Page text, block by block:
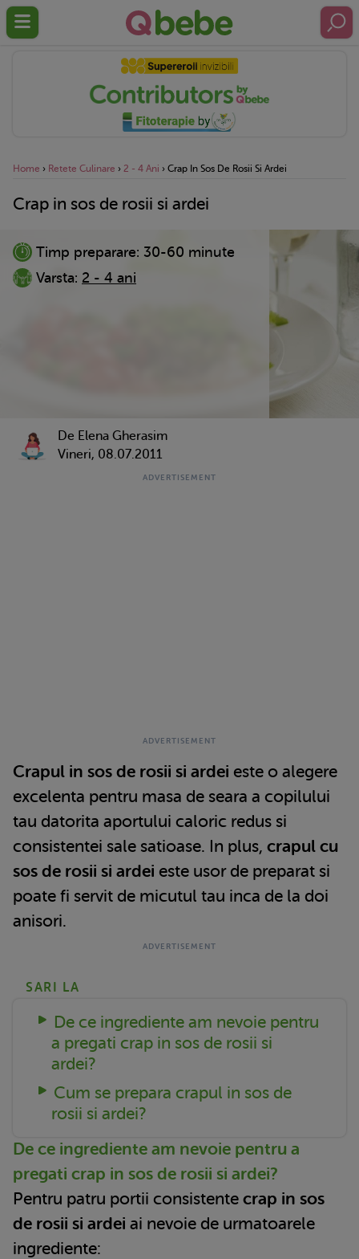
Home › Retete Culinare › 2 - 4 Ani › Crap In Sos De Rosii Si Ardei
Crap in sos de rosii si ardei
Timp preparare: 30-60 minute
Varsta: 2 - 4 ani
De Elena Gherasim
Vineri, 08.07.2011
Crapul in sos de rosii si ardei este o alegere
excelenta pentru masa de seara a copilului
tau datorita aportului caloric redus si
consistentei sale satioase. In plus, crapul cu
sos de rosii si ardei este usor de preparat si
poate fi servit de micutul tau inca de la doi
anisori.
SARI LA
De ce ingrediente am nevoie pentru
a pregati crap in sos de rosii si
ardei?
Cum se prepara crapul in sos de
rosii si ardei?
De ce ingrediente am nevoie pentru a
pregati crap in sos de rosii si ardei?
Pentru patru portii consistente crap in sos
de rosii si ardei ai nevoie de urmatoarele
ingrediente: